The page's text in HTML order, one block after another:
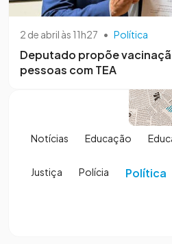
2 de abril às 11h27 • Política
Deputado propõe
pessoas com TEA
Notícias Educação
Justiça Polícia Política